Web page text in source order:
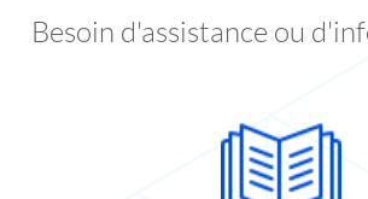
Besoin d'assistance ou